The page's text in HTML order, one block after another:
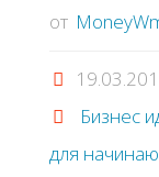
от
Бизнес
для